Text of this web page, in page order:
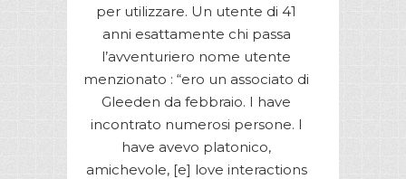
per utilizzare. Un utente di 41
anni esattamente chi passa
l’avventuriero nome utente
menzionato : “ero un associato di
Gleeden da febbraio. I have
incontrato numerosi persone. I
have avevo platonico,
amichevole, [e] love interactions